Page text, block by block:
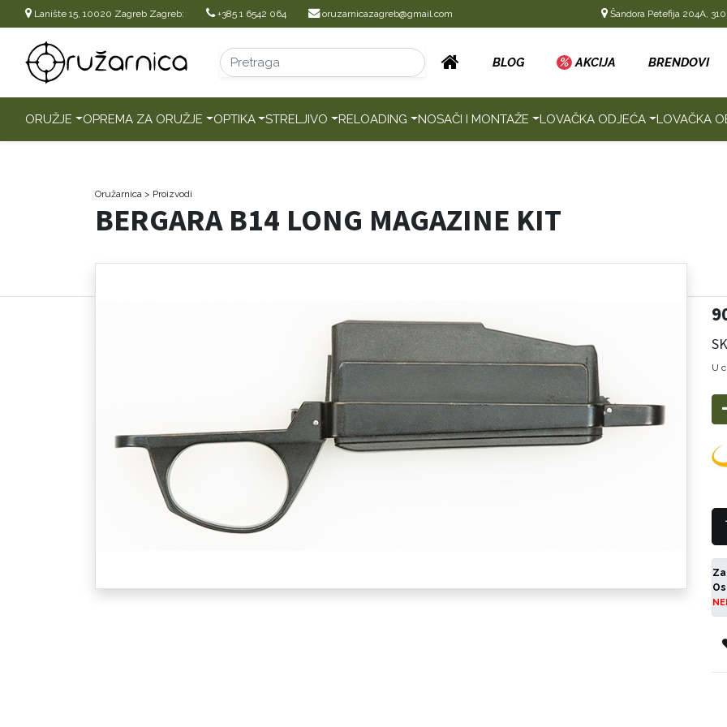
Lanište 15, 10020 Zagreb Zagreb: +385 1 6542 064 oruzarnicazagreb@gmail.com Šandora Petefija 204A,
BLOG % AKCIJA BRENDOVI
ORUŽJE OPREMA ZA ORUŽJE OPTIKA STRELJIVO RELOADING NOSAČI I MONTAŽE LOVAČKA ODJEĆA LOVAČKA
Oružarnica > Proizvodi
BERGARA B14 LONG MAGAZINE KIT
U